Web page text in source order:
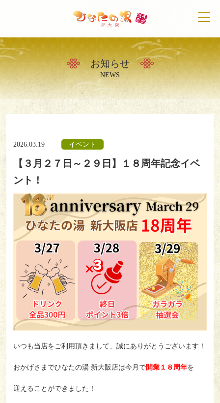
トップ
天然温泉について
施設案内
アクセス
お客様の声
コラム
利用規約
よくある質問
プライバシーポリシー
お知らせ
NEWS
2026.03.19 イベント
【３月２７日～２９日】１８周年記念イベ
ント！
いつも当店をご利用頂きまして、誠にありがとうございます！
おかげさまでひなたの湯 新大阪店は今月で開業１８周年を
迎えることができました！